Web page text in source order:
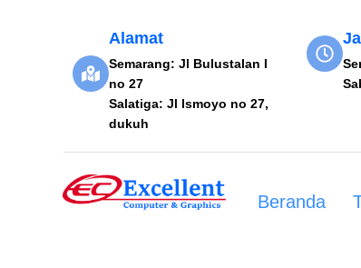
Alamat
Semarang: Jl Bulustalan I
no 27
Salatiga: Jl Ismoyo no 27,
dukuh
Beranda